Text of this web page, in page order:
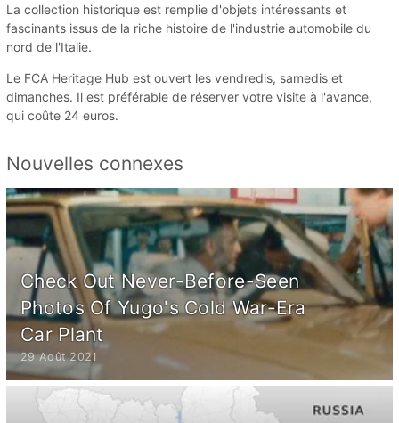
La collection historique est remplie d'objets intéressants et
fascinants issus de la riche histoire de l'industrie automobile du
nord de l'Italie.
Le FCA Heritage Hub est ouvert les vendredis, samedis et
dimanches. Il est préférable de réserver votre visite à l'avance,
qui coûte 24 euros.
Nouvelles connexes
Check Out Never-Before-Seen
Photos Of Yugo's Cold War-Era
Car Plant
29 Août 2021